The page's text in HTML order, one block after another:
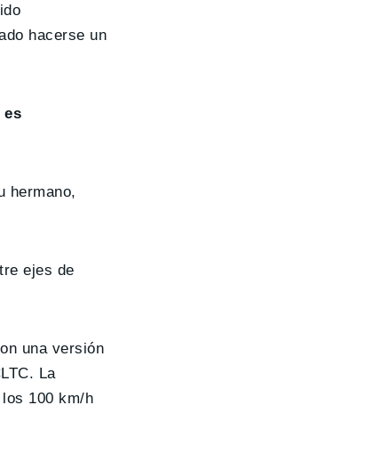
hacerse un
es
hermano,
ejes de
una versión
La
100 km/h